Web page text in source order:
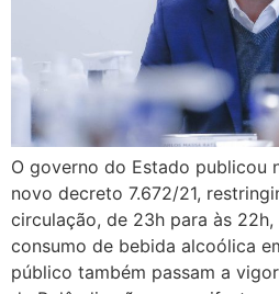
O governo do Estado publicou
novo decreto 7.672/21,
circulação, de 23h para às
consumo de bebida alcoólica
público também passam a